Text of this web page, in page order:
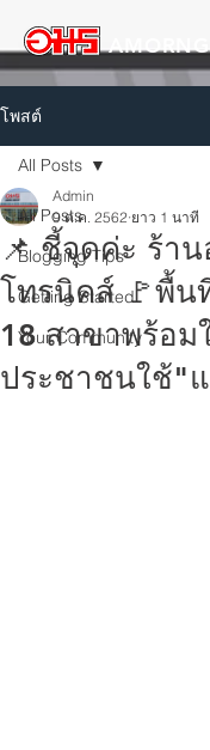
โพสต์
All Posts
Blogging Tips
Getting Started
Your Community
All Posts
📌 ชี้จุดค่ะ ร้า
โทรนิคส์ 🚩พื้น
18 สาขาพร้อม
ประชาชนใช้"
Admin
9 ต.ค. 2562 ยาว 1 นาที